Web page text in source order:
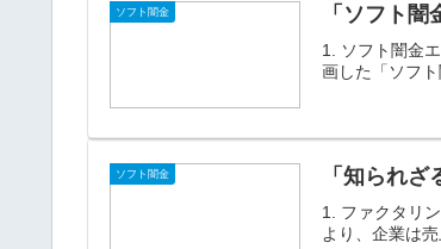
ソフト闇金 「ソフト
1. ソフト闇金
画した「ソフ
ソフト闇金 「知られ
1. ファクタリ
より、企業は